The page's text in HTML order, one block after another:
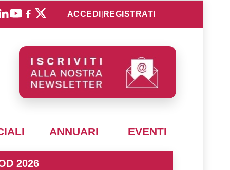
ACCEDI REGISTRATI
ANNUARI EVENTI
2026